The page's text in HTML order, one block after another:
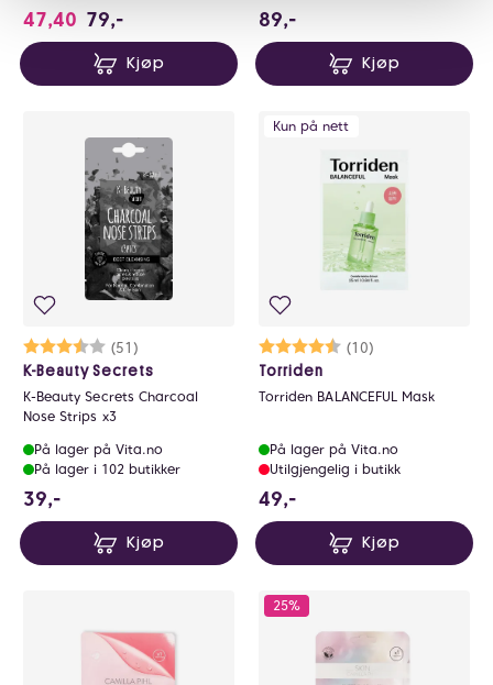
47,40 79,-
Kjøp
89,-
Kjøp
Karakter:
(51)
3.7 av 5 mulige
K-Beauty Secrets
K-Beauty Secrets Charcoal
Nose Strips x3
På lager på Vita.no
På lager i 102 butikker
39,-
Kjøp
Kun på nett
Karakter:
(10)
4.8 av 5 mulige
Torriden
Torriden BALANCEFUL Mask
På lager på Vita.no
Utilgjengelig i butikk
49,-
Kjøp
25%